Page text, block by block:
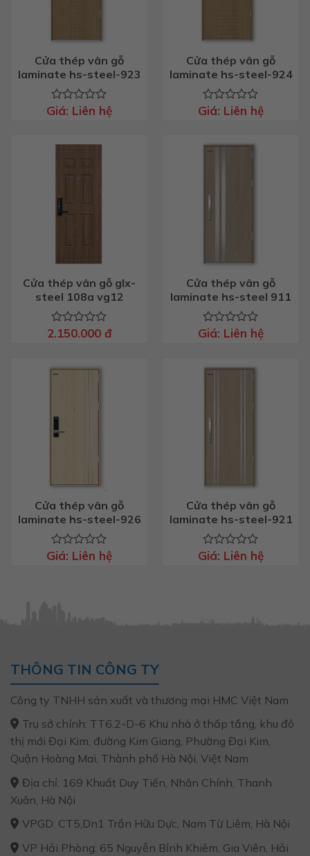
Cửa thép vân gỗ
laminate hs-steel-923
Được
0
Giá: Liên hệ
Cửa thép vân gỗ
laminate hs-steel-924
Được
0
5
Giá: Liên hệ
Cửa thép vân gỗ glx-
steel 108a vg12
Được
0
5
2.150.000 đ
Cửa thép vân gỗ
laminate hs-steel 911
Được
0
5
Giá: Liên hệ
Cửa thép vân gỗ
laminate hs-steel-926
Được
Giá: Liên hệ
Cửa thép vân gỗ
laminate hs-steel-921
Được
Giá: Liên hệ
THÔNG TIN CÔNG TY
Công ty TNHH sản xuất và thương mại HMC Việt Nam
Trụ sở chính: TT6.2-D-6 Khu nhà ở thấp tầng, khu đô
thị mới Đại Kim, đường Kim Giang, Phường Đại Kim,
Quận Hoàng Mai, Thành phố Hà Nội, Việt Nam
Địa chỉ: 169 Khuất Duy Tiến, Nhân Chính, Thanh
Xuân, Hà Nội
VPGD: CT5,Dn1 Trần Hữu Dực, Nam Từ Liêm, Hà Nội
VP Hải Phòng: 65 Nguyễn Bỉnh Khiêm, Gia Viên, Hải